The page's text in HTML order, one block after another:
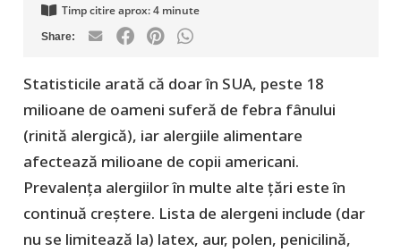
Timp citire aprox: 4 minute
Statisticile arată că doar în SUA, peste 18
milioane de oameni suferă de febra fânului
(rinită alergică), iar alergiile alimentare
afectează milioane de copii americani.
Prevalența alergiilor în multe alte țări este în
continuă creștere. Lista de alergeni include (dar
nu se limitează la) latex, aur, polen, penicilină,